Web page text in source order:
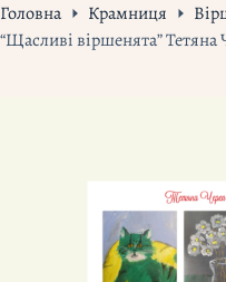
Головна Крамниця
“Щасливі віршенята”